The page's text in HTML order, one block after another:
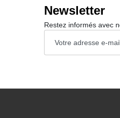
Newsletter
Restez informés avec